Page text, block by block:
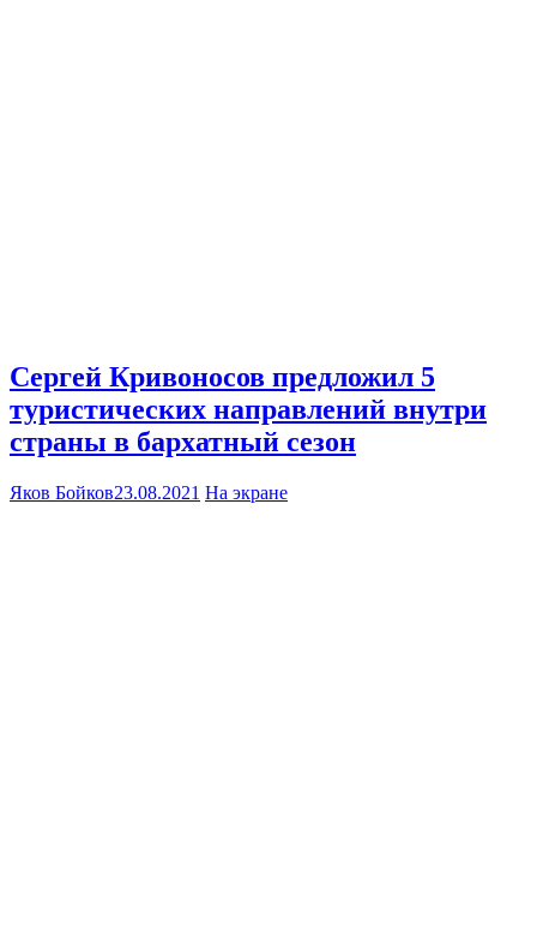
Сергей Кривоносов предложил 5
туристических направлений внутри
страны в бархатный сезон
Яков Бойков23.08.2021 На экране